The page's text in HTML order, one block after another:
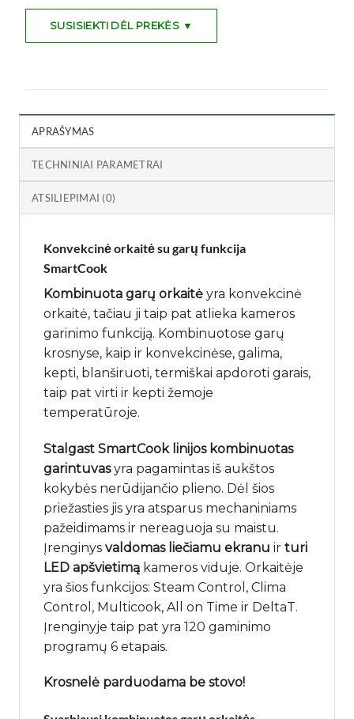
SUSISIEKTI DĖL PREKĖS ▼
APRAŠYMAS
TECHNINIAI PARAMETRAI
ATSILIEPIMAI (0)
Konvekcinė orkaitė su garų funkcija
SmartCook
Kombinuota garų orkaitė yra konvekcinė
orkaitė, tačiau ji taip pat atlieka kameros
garinimo funkciją. Kombinuotose garų
krosnyse, kaip ir konvekcinėse, galima,
kepti, blanširuoti, termiškai apdoroti garais,
taip pat virti ir kepti žemoje
temperatūroje.
Stalgast SmartCook linijos kombinuotas
garintuvasyra pagamintas iš aukštos
kokybės nerūdijančio plieno. Dėl šios
priežasties jis yra atsparus mechaniniams
pažeidimams ir nereaguoja su maistu.
Įrenginys valdomas liečiamu ekranu ir turi
LED apšvietimą kameros viduje. Orkaitėje
yra šios funkcijos: Steam Control, Clima
Control, Multicook, All on Time ir DeltaT.
Įrenginyje taip pat yra 120 gaminimo
programų 6 etapais.
Krosnelė parduodama be stovo!